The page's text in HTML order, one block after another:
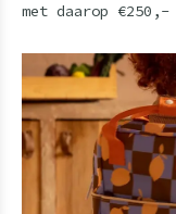
met daarop €250,-